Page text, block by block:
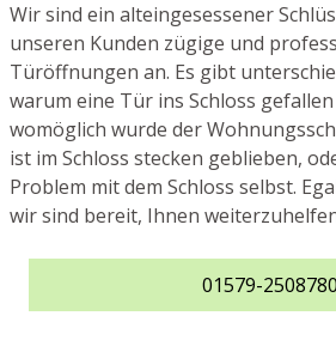
Wir sind ein alteingesessener
unseren Kunden zügige und
Türöffnungen an. Es gibt
warum eine Tür ins Schloss
womöglich wurde der
ist im Schloss stecken geblieben,
Problem mit dem Schloss selbst.
wir sind bereit, Ihnen
01579-2508780